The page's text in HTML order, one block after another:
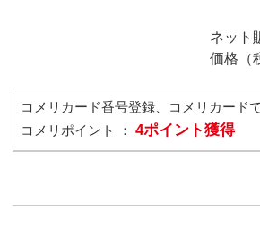
ネット
価格（
コメリカード番号登録、コメリカード
コメリポイント ： 4ポイント獲得